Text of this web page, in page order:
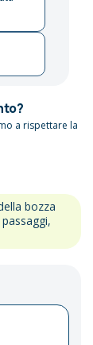
a rispettare la
bozza